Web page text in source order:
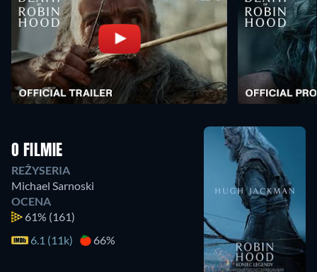
O FILMIE
REŻYSERIA
Michael Sarnoski
OCENA
61% (161)
6.1 (11k)
66%